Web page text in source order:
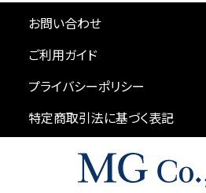
お問い合わせ
ご利用ガイド
プライバシーポリシー
特定商取引法に基づく表記